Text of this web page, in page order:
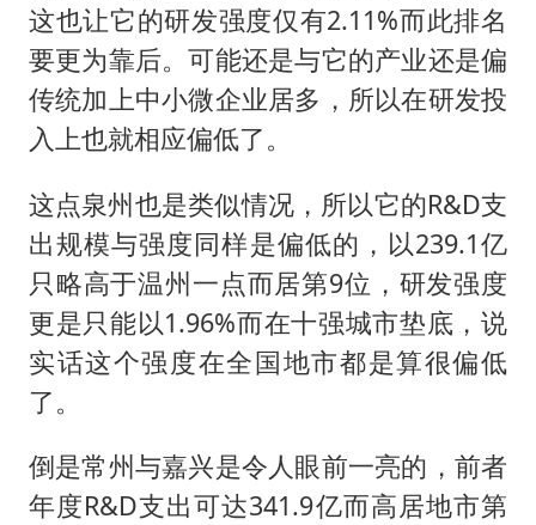
这也让它的研发强度仅有2.11%而此排名
要更为靠后。可能还是与它的产业还是偏
传统加上中小微企业居多，所以在研发投
入上也就相应偏低了。
这点泉州也是类似情况，所以它的R&D支
出规模与强度同样是偏低的，以239.1亿
只略高于温州一点而居第9位，研发强度
更是只能以1.96%而在十强城市垫底，说
实话这个强度在全国地市都是算很偏低
了。
倒是常州与嘉兴是令人眼前一亮的，前者
年度R&D支出可达341.9亿而高居地市第